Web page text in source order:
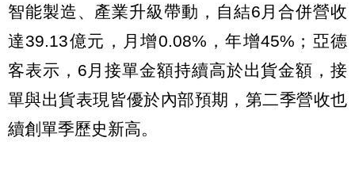
智能製造、產業升級帶動，自結6月合併營收
達39.13億元，月增0.08%，年增45%；亞德
客表示，6月接單金額持續高於出貨金額，接
單與出貨表現皆優於內部預期，第二季營收也
續創單季歷史新高。